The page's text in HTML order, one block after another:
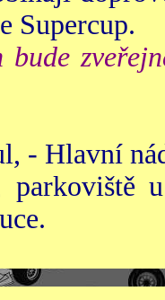
Supercup.
bude
- Hlavní
parkoviště